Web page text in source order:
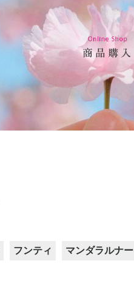
フンティ マンダラルナー